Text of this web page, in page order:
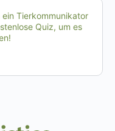
Tierkommunikator
Quiz, um es